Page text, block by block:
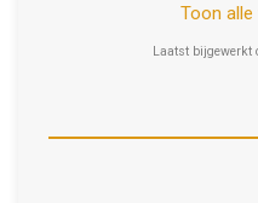
Toon
Laatst bijgewerkt